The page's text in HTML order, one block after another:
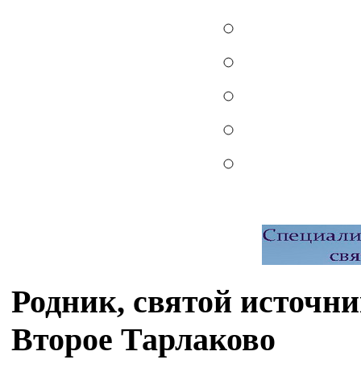
Родник, святой
Второе Тарлаково